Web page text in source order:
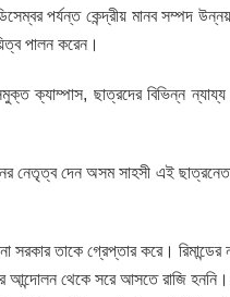
পর্যন্ত কেন্দ্রীয় মানব সম্পদ
পালন করেন।
ক্যাম্পাস, ছাত্রদের বিভিন্ন
নেতৃত্ব দেন অসম সাহসী এই
সরকার তাকে গ্রেপ্তার করে।
থেকে সরে আসতে রাজি হননি।